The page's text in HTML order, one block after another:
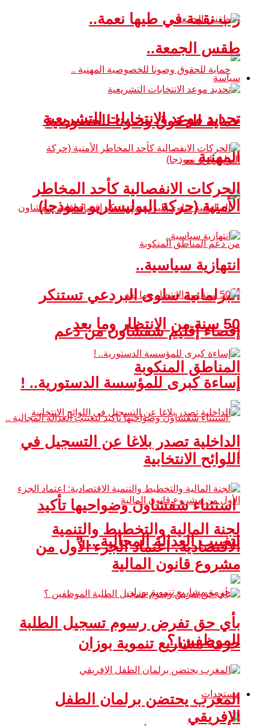
رب نقمة في طيها نعمة..
حماية للحقوق وصونا للخصوصية
المهنية ..
البرلمانية سلوى البردعي تستنكر
إقصاء إقليم شفشاون من دعم
المناطق المنكوبة
استثناء شفشاون وضواحيها تأكيد
لتغييب العدالة المجالية .. !
حزمة مشاريع تنموية بوزان
مستجدات
طقس الجمعة..
سياسة
تحديد موعد الانتخابات التشريعية
الحركات الانفصالية كأحد المخاطر
الأمنية (حركة البوليساريو نموذجا)
انتهازية سياسية..
50 سنة من الانتظار وما بعد
إساءة كبرى للمؤسسة الدستورية.. !
الداخلية تصدر بلاغا عن التسجيل في
اللوائح الانتخابية
لجنة المالية والتخطيط والتنمية
الاقتصادية: اعتماد الجزء الأول من
مشروع قانون المالية
بأي حق تفرض رسوم تسجيل الطلبة
الموظفين ؟
المغرب يحتضن برلمان الطفل
الإفريقي